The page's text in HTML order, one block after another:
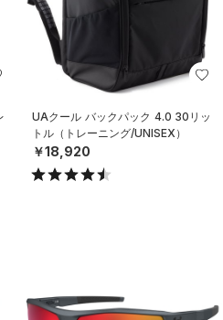
UAクール バックパック 4.0 30リッ
トル（トレーニング/UNISEX）
￥18,920